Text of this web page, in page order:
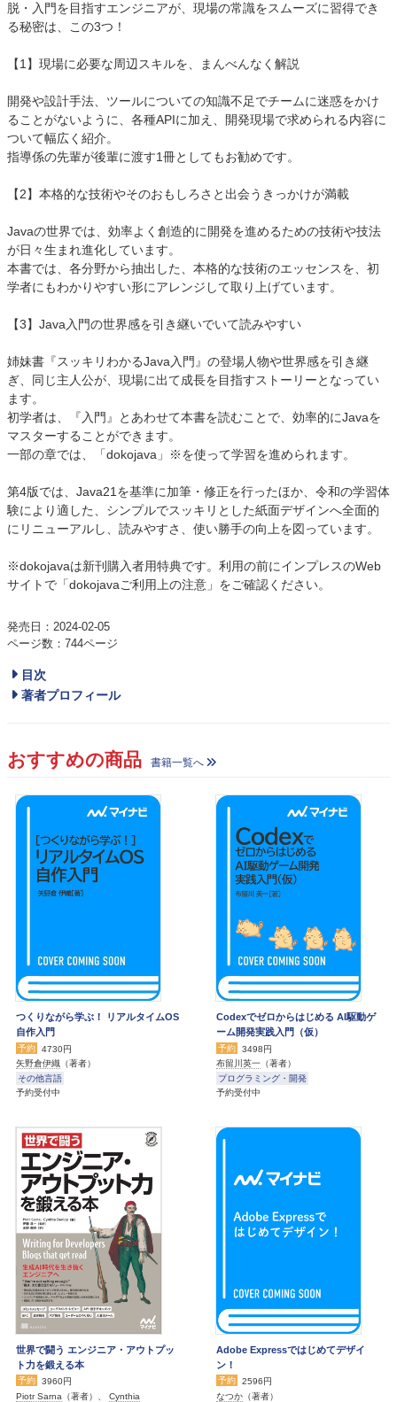
脱・入門を目指すエンジニアが、現場の常識をスムーズに習得でき
る秘密は、この3つ！
【1】現場に必要な周辺スキルを、まんべんなく解説
開発や設計手法、ツールについての知識不足でチームに迷惑をかけ
ることがないように、各種APIに加え、開発現場で求められる内容に
ついて幅広く紹介。
指導係の先輩が後輩に渡す1冊としてもお勧めです。
【2】本格的な技術やそのおもしろさと出会うきっかけが満載
Javaの世界では、効率よく創造的に開発を進めるための技術や技法
が日々生まれ進化しています。
本書では、各分野から抽出した、本格的な技術のエッセンスを、初
学者にもわかりやすい形にアレンジして取り上げています。
【3】Java入門の世界感を引き継いでいて読みやすい
姉妹書『スッキリわかるJava入門』の登場人物や世界感を引き継
ぎ、同じ主人公が、現場に出て成長を目指すストーリーとなってい
ます。
初学者は、『入門』とあわせて本書を読むことで、効率的にJavaを
マスターすることができます。
一部の章では、「dokojava」※を使って学習を進められます。
第4版では、Java21を基準に加筆・修正を行ったほか、令和の学習体
験により適した、シンプルでスッキリとした紙面デザインへ全面的
にリニューアルし、読みやすさ、使い勝手の向上を図っています。
※dokojavaは新刊購入者用特典です。利用の前にインプレスのWeb
サイトで「dokojavaご利用上の注意」をご確認ください。
発売日：2024-02-05
ページ数：744ページ
目次
著者プロフィール
おすすめの商品 書籍一覧へ
つくりながら学ぶ！ リアルタイムOS
自作入門
予約
4730円
矢野倉伊織 （著者）
その他言語
予約受付中
Codexでゼロからはじめる AI駆動ゲ
ーム開発実践入門（仮）
予約
3498円
布留川英一 （著者）
プログラミング・開発
予約受付中
世界で闘う エンジニア・アウトプッ
ト力を鍛える本
予約
3960円
Piotr Sarna （著者）、 Cynthia
Adobe Expressではじめてデザイ
ン！
予約
2596円
なつか （著者）